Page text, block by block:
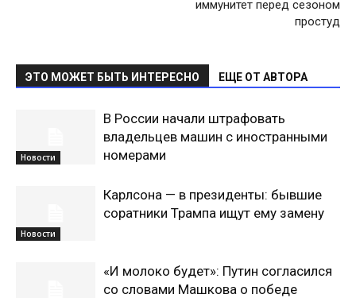
иммунитет перед сезоном
простуд
ЭТО МОЖЕТ БЫТЬ ИНТЕРЕСНО ЕЩЕ ОТ АВТОРА
Новости
В России начали штрафовать
владельцев машин с иностранными
номерами
Новости
Карлсона — в президенты: бывшие
соратники Трампа ищут ему замену
«И молоко будет»: Путин согласился
со словами Машкова о победе